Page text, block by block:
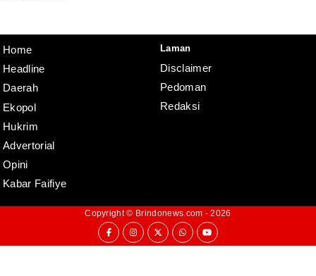
Home
Headline
Daerah
Ekopol
Hukrim
Advertorial
Opini
Kabar Faifiye
Laman
Disclaimer
Pedoman
Redaksi
Copyright © Brindonews.com - 2026